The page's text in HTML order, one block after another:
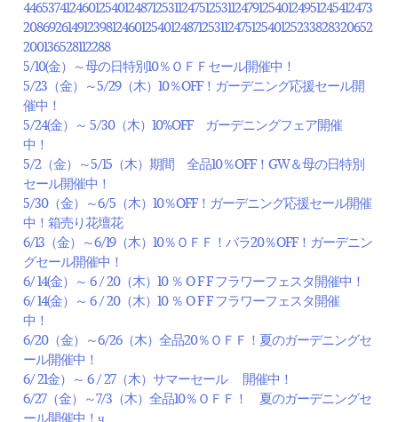
44653741246012540124871253112475125311247912540124951245412473
208692614912398124601254012487125311247512540125233828320652
200136528112288
5/10(金）～母の日特別10％ＯＦＦセール開催中！
5/23（金）～5/29（木）10％OFF！ガーデニング応援セール開
催中！
5/24(金）～ 5/30（木）10%OFF ガーデニングフェア開催
中！
5/2（金）～5/15（木）期間 全品10％OFF！GW＆母の日特別
セール開催中！
5/30（金）～6/5（木）10％OFF！ガーデニング応援セール開催
中！箱売り花壇花
6/13（金）～6/19（木）10％ＯＦＦ！バラ20％OFF！ガーデニン
グセール開催中！
6/ 14(金）～ 6 / 20（木）10 ％ O F F フラワーフェスタ開催中！
6/ 14(金）～ 6 / 20（木）10 ％ O F F フラワーフェスタ開催
中！
6/20（金）～6/26（木）全品20％ＯＦＦ！夏のガーデニングセ
ール開催中！
6/ 21金）～ 6 / 27（木）サマーセール 開催中！
6/27（金）～7/3（木）全品10％ＯＦＦ！ 夏のガーデニングセ
ール開催中！ӌ